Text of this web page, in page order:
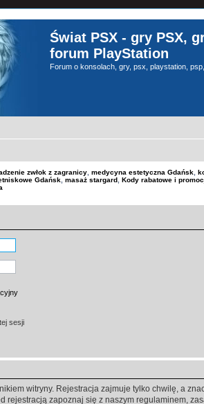
Świat PSX - gry PSX,
forum PlayStation
Forum o konsolach, gry, psx, playstation,
zwłok z zagranicy medycyna estetyczna Gdańsk
Gdańsk masaż stargard Kody rabatowe i
sesji
witryny. Rejestracja zajmuje tylko chwilę, a
zapoznaj się z naszym regulaminem,